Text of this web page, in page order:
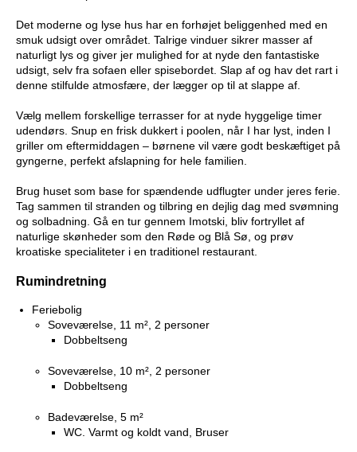
Det moderne og lyse hus har en forhøjet beliggenhed med en
smuk udsigt over området. Talrige vinduer sikrer masser af
naturligt lys og giver jer mulighed for at nyde den fantastiske
udsigt, selv fra sofaen eller spisebordet. Slap af og hav det rart i
denne stilfulde atmosfære, der lægger op til at slappe af.
Vælg mellem forskellige terrasser for at nyde hyggelige timer
udendørs. Snup en frisk dukkert i poolen, når I har lyst, inden I
griller om eftermiddagen – børnene vil være godt beskæftiget på
gyngerne, perfekt afslapning for hele familien.
Brug huset som base for spændende udflugter under jeres ferie.
Tag sammen til stranden og tilbring en dejlig dag med svømning
og solbadning. Gå en tur gennem Imotski, bliv fortryllet af
naturlige skønheder som den Røde og Blå Sø, og prøv
kroatiske specialiteter i en traditionel restaurant.
Rumindretning
Feriebolig
Soveværelse, 11 m², 2 personer
Dobbeltseng
Soveværelse, 10 m², 2 personer
Dobbeltseng
Badeværelse, 5 m²
WC. Varmt og koldt vand, Bruser